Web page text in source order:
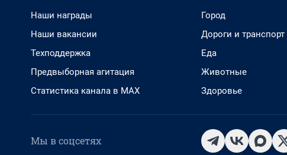
Наши награды
Наши вакансии
Техподдержка
Предвыборная агитация
Статистика канала в MAX
Город
Дороги и транспорт
Еда
Животные
Здоровье
Мы в соцсетях